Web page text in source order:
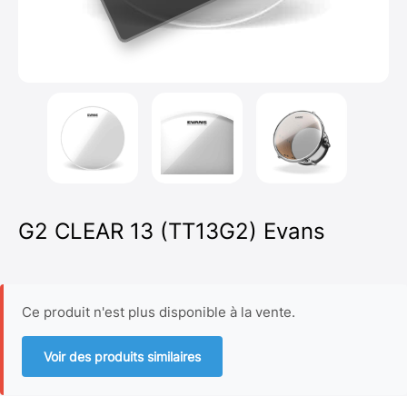
G2 CLEAR 13 (TT13G2) Evans
Ce produit n'est plus disponible à la vente.
Voir des produits similaires